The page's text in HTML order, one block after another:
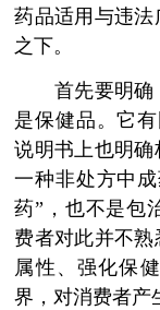
药品适用与违
之下。
首先要明确，
是保健品。它
说明书上也明
一种非处方中
药”，也不是包
费者对此并不
属性、强化保
界，对消费者产